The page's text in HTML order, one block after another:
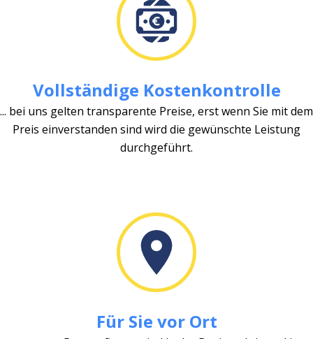
Vollständige Kostenkontrolle
... bei uns gelten transparente Preise, erst wenn Sie mit dem
Preis einverstanden sind wird die gewünschte Leistung
durchgeführt.
Für Sie vor Ort